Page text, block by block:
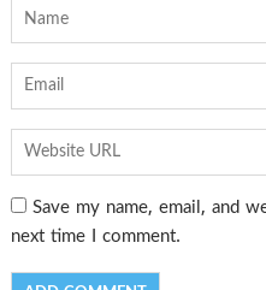
Save my name, email, and
next time I comment.